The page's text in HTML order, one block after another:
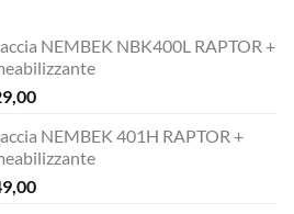
NEMBEK NBK400L RAPTOR +
Il
attuale
è:
€229,00.
NEMBEK 401H RAPTOR +
Il